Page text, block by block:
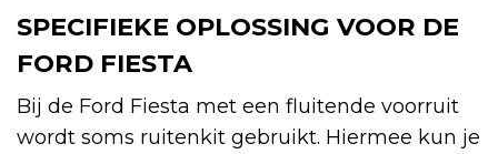
SPECIFIEKE OPLOSSING VOOR DE
FORD FIESTA
Bij de Ford Fiesta met een fluitende voorruit
wordt soms ruitenkit gebruikt. Hiermee kun je